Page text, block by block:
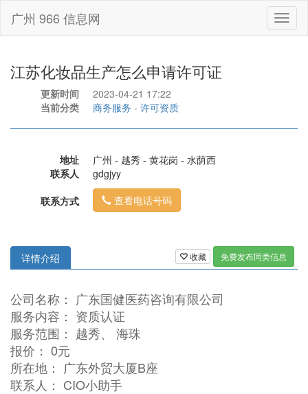
广州 966 信息网
江苏化妆品生产怎么申请许可证
更新时间
2023-04-21 17:22
当前分类
商务服务 - 许可资质
地址
广州 - 越秀 - 黄花岗 - 水荫西
联系人
gdgjyy
联系方式
查看电话号码
收藏 免费发布同类信息
详情介绍
公司名称： 广东国健医药咨询有限公司
服务内容： 资质认证
服务范围： 越秀、 海珠
报价： 0元
所在地： 广东外贸大厦B座
联系人： CIO小助手